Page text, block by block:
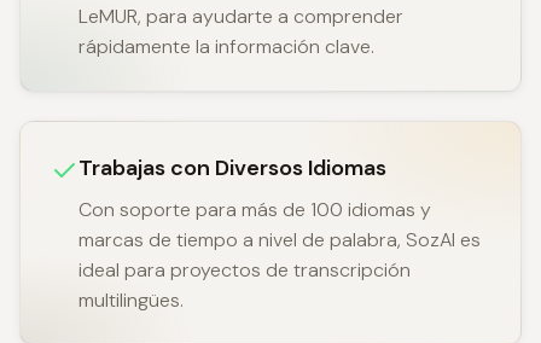
LeMUR, para ayudarte a comprender
rápidamente la información clave.
Trabajas con Diversos Idiomas
Con soporte para más de 100 idiomas y
marcas de tiempo a nivel de palabra, SozAI es
ideal para proyectos de transcripción
multilingües.